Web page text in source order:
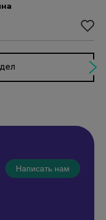
Написать нам